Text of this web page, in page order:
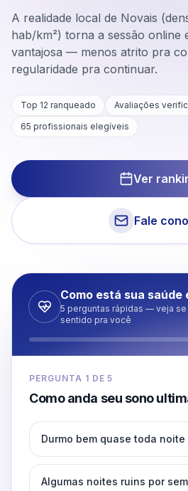
A realidade local de Novais
hab/km²) torna a sessão online
vantajosa — menos atrito pra
regularidade pra continuar.
Top 12 ranqueado
Avaliações
65 profissionais elegíveis
Ver
Fale
Como está sua saúde
5 perguntas rápidas — veja
sentido pra você
PERGUNTA 1 DE5
Como anda seu sono
Durmo bem quase toda noite
Algumas noites ruins por